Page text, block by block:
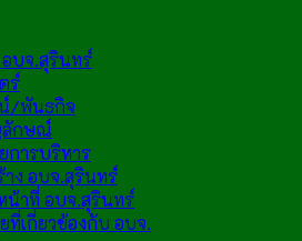
บจ.สุรินทร์
ร์
/พันธกิจ
กษณ์
การบริหาร
าง อบจ.สุรินทร์
น้าที่ อบจ.สุรินทร์
ที่เกี่ยวข้องกับ อบจ.